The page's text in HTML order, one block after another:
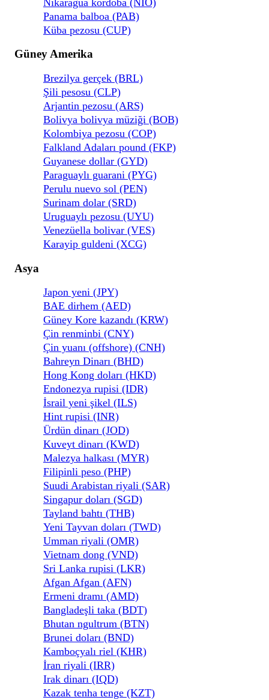
Panama balboa (PAB)
Küba pezosu (CUP)
Güney Amerika
Brezilya gerçek (BRL)
Şili pesosu (CLP)
Arjantin pezosu (ARS)
Bolivya bolivya müziği (BOB)
Kolombiya pezosu (COP)
Falkland Adaları pound (FKP)
Guyanese dollar (GYD)
Paraguaylı guarani (PYG)
Perulu nuevo sol (PEN)
Surinam dolar (SRD)
Uruguaylı pezosu (UYU)
Venezüella bolivar (VES)
Karayip guldeni (XCG)
Asya
Japon yeni (JPY)
BAE dirhem (AED)
Güney Kore kazandı (KRW)
Çin renminbi (CNY)
Çin yuanı (offshore) (CNH)
Bahreyn Dinarı (BHD)
Hong Kong doları (HKD)
Endonezya rupisi (IDR)
İsrail yeni şikel (ILS)
Hint rupisi (INR)
Ürdün dinarı (JOD)
Kuveyt dinarı (KWD)
Malezya halkası (MYR)
Filipinli peso (PHP)
Suudi Arabistan riyali (SAR)
Singapur doları (SGD)
Tayland bahtı (THB)
Yeni Tayvan doları (TWD)
Umman riyali (OMR)
Vietnam dong (VND)
Sri Lanka rupisi (LKR)
Afgan Afgan (AFN)
Ermeni dramı (AMD)
Bangladeşli taka (BDT)
Bhutan ngultrum (BTN)
Brunei doları (BND)
Kamboçyalı riel (KHR)
İran riyali (IRR)
Irak dinarı (IQD)
Kazak tenha tenge (KZT)